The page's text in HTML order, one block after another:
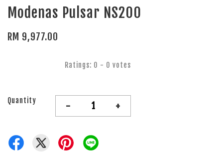
Modenas Pulsar NS200
RM 9,977.00
Ratings: 0 - 0 votes
Quantity - +